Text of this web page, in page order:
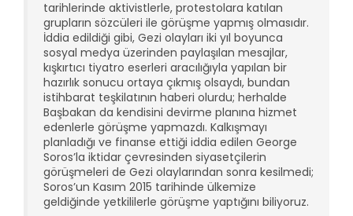
tarihlerinde aktivistlerle, protestolara katılan
grupların sözcüleri ile görüşme yapmış olmasıdır.
İddia edildiği gibi, Gezi olayları iki yıl boyunca
sosyal medya üzerinden paylaşılan mesajlar,
kışkırtıcı tiyatro eserleri aracılığıyla yapılan bir
hazırlık sonucu ortaya çıkmış olsaydı, bundan
istihbarat teşkilatının haberi olurdu; herhalde
Başbakan da kendisini devirme planına hizmet
edenlerle görüşme yapmazdı. Kalkışmayı
planladığı ve finanse ettiği iddia edilen George
Soros’la iktidar çevresinden siyasetçilerin
görüşmeleri de Gezi olaylarından sonra kesilmedi;
Soros’un Kasım 2015 tarihinde ülkemize
geldiğinde yetkililerle görüşme yaptığını biliyoruz.